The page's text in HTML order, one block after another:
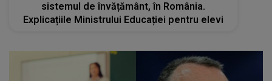
sistemul de învățământ, în România.
Explicațiile Ministrului Educației pentru elevi